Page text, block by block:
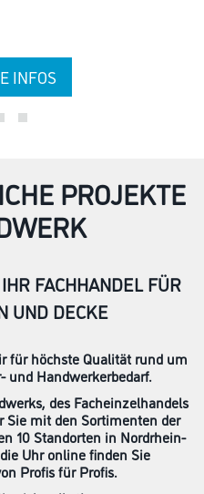
INFOS
PROJEKTE
FACHHANDEL FÜR
UND DECKE
für höchste Qualität rund um
und Handwerkerbedarf.
des Facheinzelhandels
Sie mit den Sortimenten der
10 Standorten in Nordrhein-
Uhr online finden Sie
Profis für Profis.